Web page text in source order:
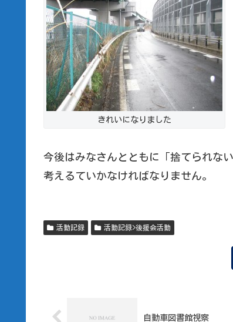
きれいになりました
今後はみなさんとともに「捨てられな
考えるていかなければなりません。
活動記録 活動記録>後援会活動
自動車図書館視察